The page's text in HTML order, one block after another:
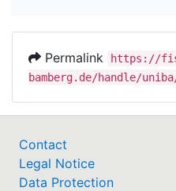
Permalink
https://
bamberg.de/handle/
Contact
Legal Notice
Data Protection